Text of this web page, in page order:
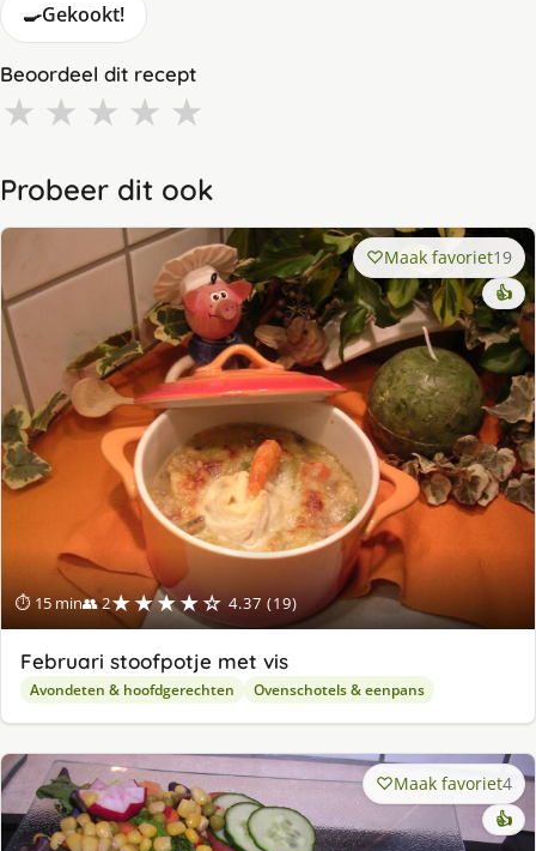
🍳Gekookt!
Beoordeel dit recept
★ ★ ★ ★ ★
Probeer dit ook
⏱ 15 min👥 2★★★★☆ 4.37 (19)
Maak favoriet19
👍
Februari stoofpotje met vis
Avondeten & hoofdgerechten Ovenschotels & eenpans
Maak favoriet4
👍